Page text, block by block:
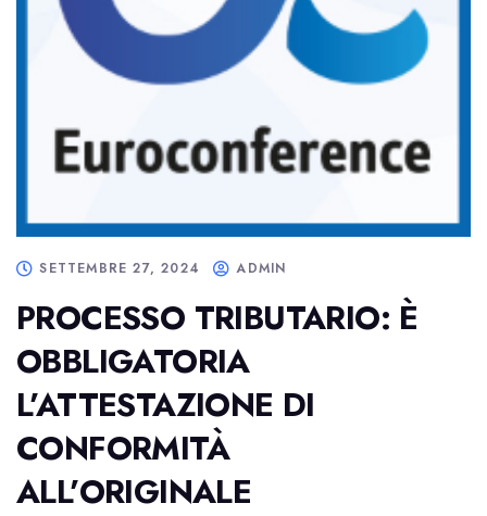
SETTEMBRE 27, 2024 ADMIN
PROCESSO TRIBUTARIO: È
OBBLIGATORIA
L’ATTESTAZIONE DI
CONFORMITÀ
ALL’ORIGINALE